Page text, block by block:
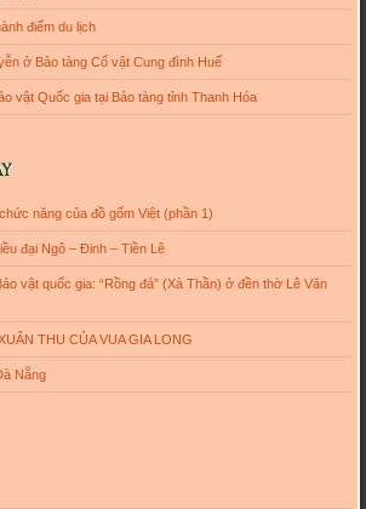
điểm du lịch
ở Bảo tàng Cổ vật Cung đình Huế
vật Quốc gia tại Bảo tàng tỉnh Thanh Hóa
năng của đồ gốm Việt (phần 1)
đại Ngô – Đinh – Tiền Lê
vật quốc gia: “Rồng đá” (Xà Thần) ở đền thờ Lê Văn
THU CỦA VUA GIA LONG
Nẵng